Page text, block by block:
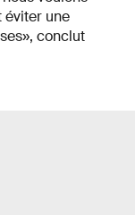
une
conclut